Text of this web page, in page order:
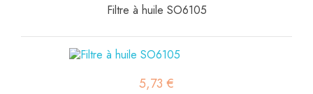
Filtre à huile SO6105
5,73 €